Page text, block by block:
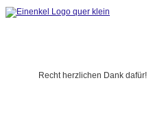
Recht herzlichen Dank dafür!